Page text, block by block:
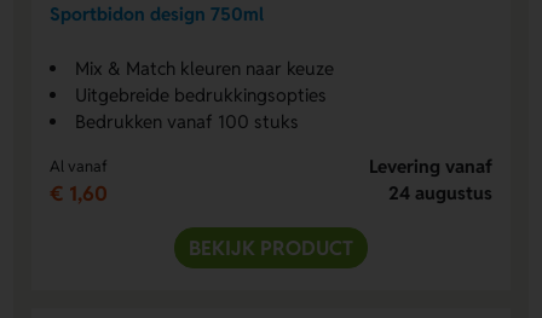
Sportbidon design 750ml
Mix & Match kleuren naar keuze
Uitgebreide bedrukkingsopties
Bedrukken vanaf 100 stuks
Al vanaf
€ 1,60
Levering vanaf
24 augustus
BEKIJK PRODUCT